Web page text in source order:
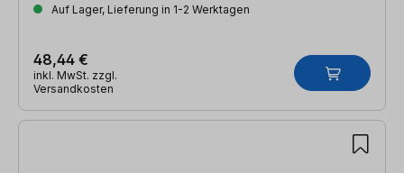
Auf Lager, Lieferung in 1-2 Werktagen
48,44 €
inkl. MwSt. zzgl.
Versandkosten